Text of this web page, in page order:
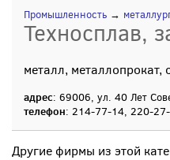
Промышленность →
Техносплав,
металл, металлопрокат,
адрес: 69006, ул. 40 Лет
телефон: 214-77-14, 220-
Другие фирмы из этой